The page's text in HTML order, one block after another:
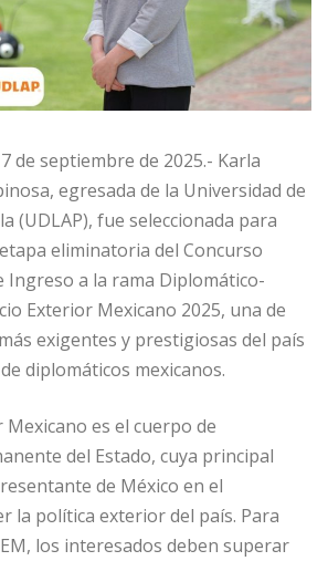
de septiembre de 2025.- Karla
egresada de la Universidad de
(UDLAP), fue seleccionada para
eliminatoria del Concurso
Ingreso a la rama Diplomático-
Exterior Mexicano 2025, una de
exigentes y prestigiosas del país
diplomáticos mexicanos.
Mexicano es el cuerpo de
del Estado, cuya principal
de México en el
la política exterior del país. Para
los interesados deben superar